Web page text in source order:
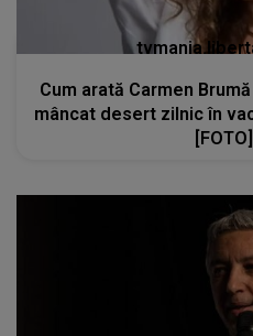
Cum arată Carmen
mâncat desert zilnic în
[FOTO]